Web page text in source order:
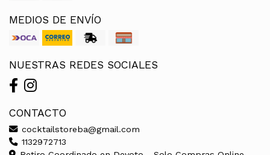
MEDIOS DE ENVÍO
NUESTRAS REDES SOCIALES
CONTACTO
cocktailstoreba@gmail.com
1132972713